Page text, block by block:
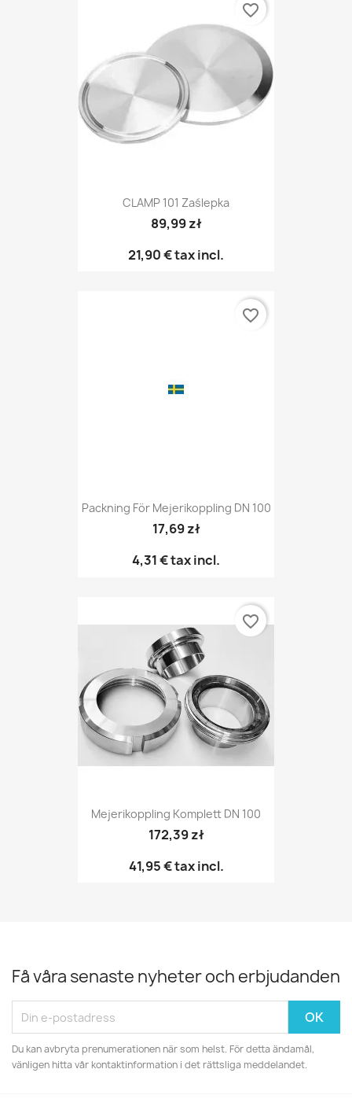
CLAMP 101 Zaślepka
89,99 zł
21,90 €tax incl.
favorite_border
Packning För Mejerikoppling DN 100
17,69 zł
4,31 €tax incl.
favorite_border
Mejerikoppling Komplett DN 100
172,39 zł
41,95 €tax incl.
favorite_border
Få våra senaste nyheter och erbjudanden
Du kan avbryta prenumerationen när som helst. För detta ändamål,
vänligen hitta vår kontaktinformation i det rättsliga meddelandet.